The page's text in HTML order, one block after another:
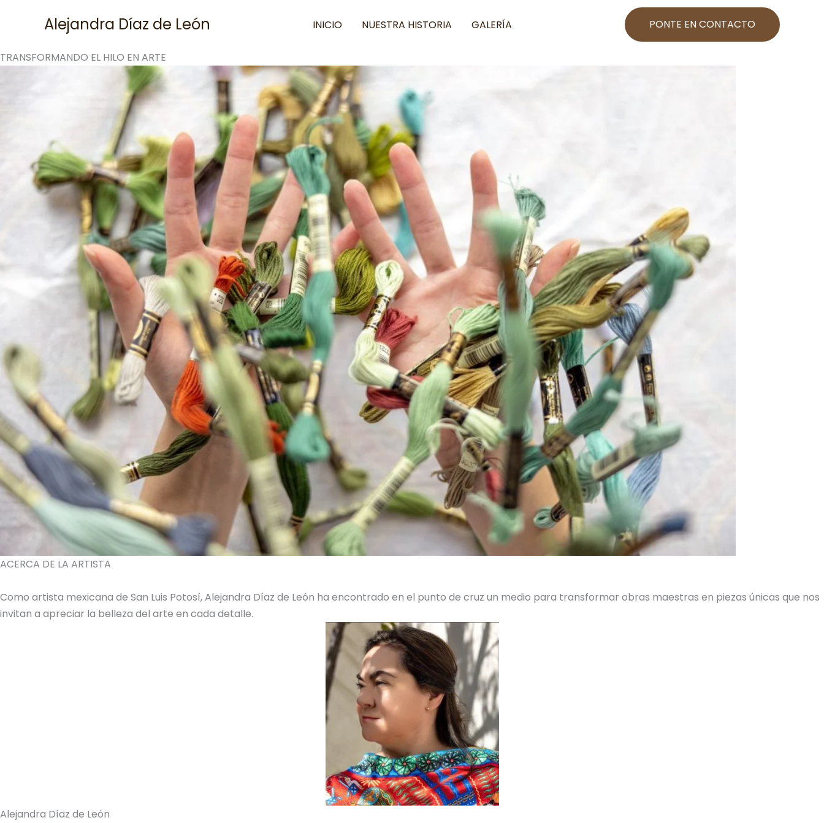
Alejandra Díaz de León INICIO NUESTRA HISTORIA GALERÍA PONTE EN CONTACTO
TRANSFORMANDO EL HILO EN ARTE
ACERCA DE LA ARTISTA
Como artista mexicana de San Luis Potosí, Alejandra Díaz de León ha encontrado en el punto de cruz un medio para transformar obras maestras en piezas únicas que nos
invitan a apreciar la belleza del arte en cada detalle.
Alejandra Díaz de León